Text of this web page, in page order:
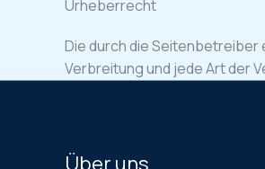
Urheberrecht
Die durch die Seitenbetreiber
Verbreitung und jede Art der
Über uns